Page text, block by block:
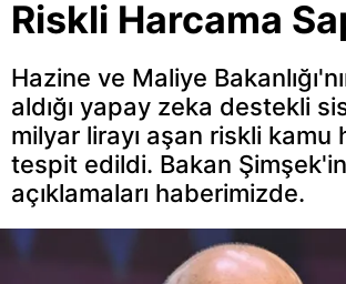
Riskli Harcama
Hazine ve Maliye
aldığı yapay zeka destekli
milyar lirayı aşan riskli kamu
tespit edildi. Bakan Şimşek'in
açıklamaları haberimizde.